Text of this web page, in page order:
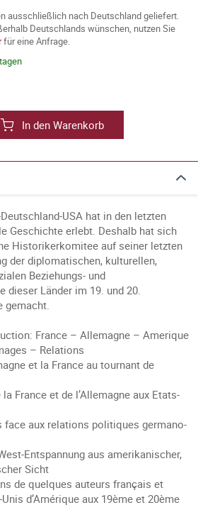
ausschließlich nach Deutschland geliefert.
Deutschlands wünschen, nutzen Sie
für eine Anfrage.
In den Warenkorb
USA hat in den letzten
Geschichte erlebt. Deshalb hat sich
Historikerkomitee auf seiner letzten
der diplomatischen, kulturellen,
Beziehungs- und
dieser Länder im 19. und 20.
gemacht.
France – Allemagne – Amerique
– Relations
et la France au tournant de
la France et de l’Allemagne aux Etats-
face aux relations politiques germano-
Entspannung aus amerikanischer,
Sicht
de quelques auteurs français et
d’Amérique aux 19ème et 20ème